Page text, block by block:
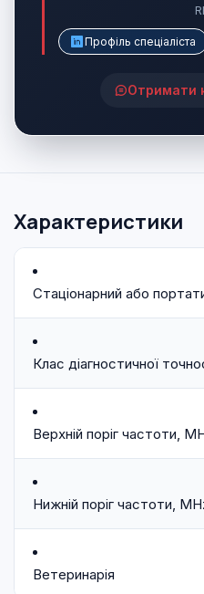
Профіль спеціаліста
Отримати
Характеристики
Стаціонарний або
Клас діагностичної
Верхній поріг частоти,
Нижній поріг частоти,
Ветеринарія